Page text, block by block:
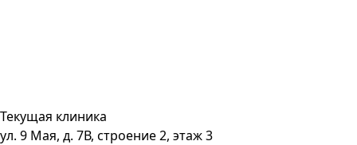
Текущая клиника
ул. 9 Мая, д. 7В, строение 2, этаж 3